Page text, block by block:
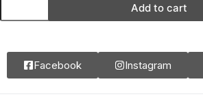
Add to cart
Facebook Instagram